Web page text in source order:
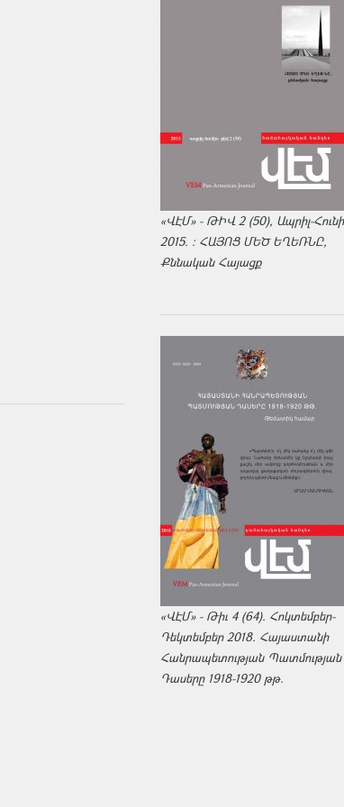
«ՎԷՄ» - ԹԻՎ 2 (50), Ապրիլ-
2015. : ՀԱՅՈՑ ՄԵԾ ԵՂԵՌՆԸ,
Քննական Հայացք
«ՎԷՄ» - Թիւ 4 (64). Հոկտեմբեր-
Դեկտեմբեր 2018. Հայաստանի
Հանրապետության Պատմության
Դասերը 1918-1920 թթ.